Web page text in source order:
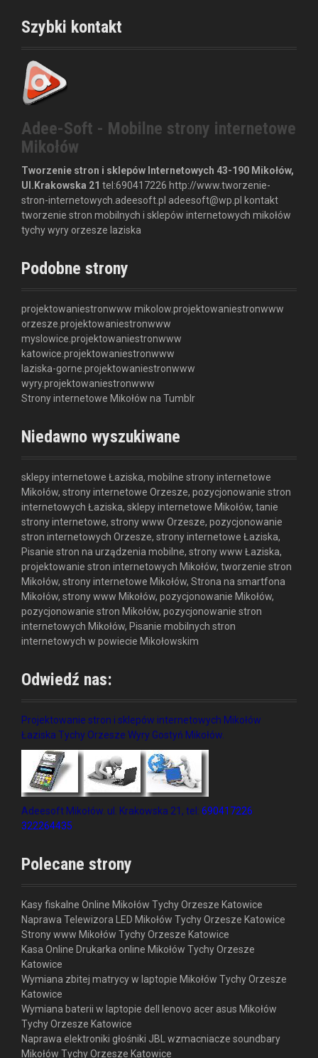
Szybki kontakt
Adee-Soft - Mobilne strony internetowe
Mikołów
Tworzenie stron i sklepów Internetowych 43-190 Mikołów,
Ul.Krakowska 21 tel:690417226 http://www.tworzenie-
stron-internetowych.adeesoft.pl adeesoft@wp.pl kontakt
tworzenie stron mobilnych i sklepów internetowych mikołów
tychy wyry orzesze laziska
Podobne strony
projektowaniestronwww mikolow.projektowaniestronwww
orzesze.projektowaniestronwww
myslowice.projektowaniestronwww
katowice.projektowaniestronwww
laziska-gorne.projektowaniestronwww
wyry.projektowaniestronwww
Strony internetowe Mikołów na Tumblr
Niedawno wyszukiwane
sklepy internetowe Łaziska, mobilne strony internetowe
Mikołów, strony internetowe Orzesze, pozycjonowanie stron
internetowych Łaziska, sklepy internetowe Mikołów, tanie
strony internetowe, strony www Orzesze, pozycjonowanie
stron internetowych Orzesze, strony internetowe Łaziska,
Pisanie stron na urządzenia mobilne, strony www Łaziska,
projektowanie stron internetowych Mikołów, tworzenie stron
Mikołów, strony internetowe Mikołów, Strona na smartfona
Mikołów, strony www Mikołów, pozycjonowanie Mikołów,
pozycjonowanie stron Mikołów, pozycjonowanie stron
internetowych Mikołów, Pisanie mobilnych stron
internetowych w powiecie Mikołowskim
Odwiedź nas:
Projektowanie stron i sklepów internetowych Mikołów
Łaziska Tychy Orzesze Wyry Gostyń Mikołów.
Adeesoft Mikołów. ul. Krakowska 21, tel: 690417226
322264435
Polecane strony
Kasy fiskalne Online Mikołów Tychy Orzesze Katowice
Naprawa Telewizora LED Mikołów Tychy Orzesze Katowice
Strony www Mikołów Tychy Orzesze Katowice
Kasa Online Drukarka online Mikołów Tychy Orzesze
Katowice
Wymiana zbitej matrycy w laptopie Mikołów Tychy Orzesze
Katowice
Wymiana baterii w laptopie dell lenovo acer asus Mikołów
Tychy Orzesze Katowice
Naprawa elektroniki głośniki JBL wzmacniacze soundbary
Mikołów Tychy Orzesze Katowice